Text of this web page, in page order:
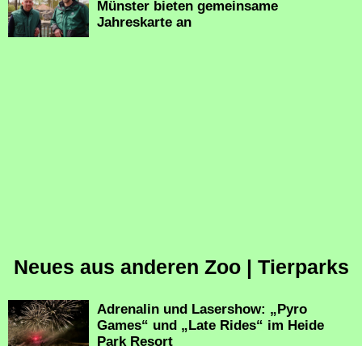
Münster bieten gemeinsame
Jahreskarte an
Neues aus anderen Zoo | Tierparks
Adrenalin und Lasershow: „Pyro
Games“ und „Late Rides“ im Heide
Park Resort